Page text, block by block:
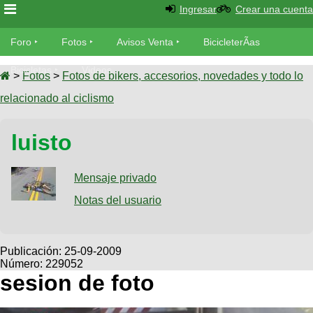
Foro
Foro
TÃ©cnica
Fotos
tu foto
Galeria
XC
Viajes
Descenso
SUBÃ
tu
Buscar
Ultimos
Fotos
BicicleterÃ­
as
Bicicletas
Tandem
Videos
Cicloturismo
Ingresar Crear una cuenta
Foro Fotos Avisos Venta BicicleterÃ­as
Bicicletas Videos
> Fotos > Fotos de bikers, accesorios, novedades y todo lo
relacionado al ciclismo
luisto
Mensaje privado
Notas del usuario
Publicación: 25-09-2009
Número: 229052
sesion de foto